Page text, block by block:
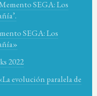
SEGA: Los
SEGA: Los
2022
evolución paralela de